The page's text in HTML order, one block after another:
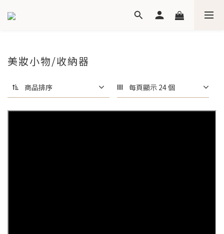
美妝小物/收納器
商品排序 每頁顯示 24 個